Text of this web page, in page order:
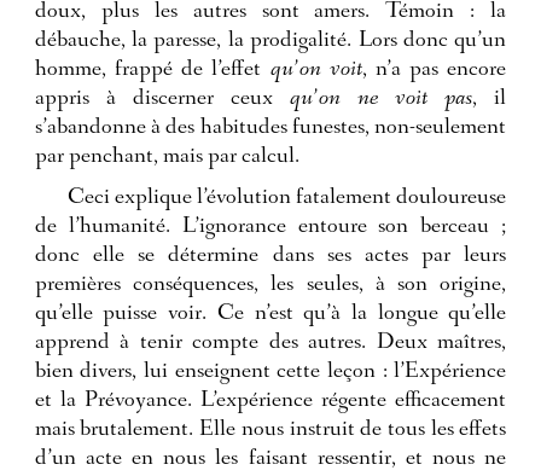
doux, plus les autres sont amers. Témoin : la
débauche, la paresse, la prodigalité. Lors donc qu’un
homme, frappé de l’effet qu’on voit, n’a pas encore
appris à discerner ceux qu’on ne voit pas, il
s’abandonne à des habitudes funestes, non-seulement
par penchant, mais par calcul.
Ceci explique l’évolution fatalement douloureuse
de l’humanité. L’ignorance entoure son berceau ;
donc elle se détermine dans ses actes par leurs
premières conséquences, les seules, à son origine,
qu’elle puisse voir. Ce n’est qu’à la longue qu’elle
apprend à tenir compte des autres. Deux maîtres,
bien divers, lui enseignent cette leçon : l’Expérience
et la Prévoyance. L’expérience régente efficacement
mais brutalement. Elle nous instruit de tous les effets
d’un acte en nous les faisant ressentir, et nous ne